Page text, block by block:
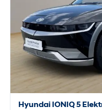
Hyundai IONIQ 5